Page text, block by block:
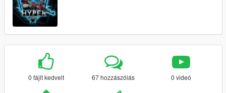
0 fájlt kedvelt 67 hozzászólás 0 videó